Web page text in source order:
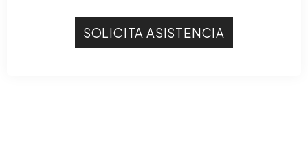
SOLICITA ASISTENCIA